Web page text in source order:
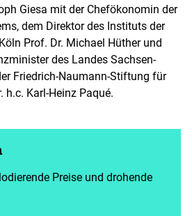
Giesa mit der Chefökonomin der
dem Direktor des Instituts der
Prof. Dr. Michael Hüther und
des Landes Sachsen-
Friedrich-Naumann-Stiftung für
h.c. Karl-Heinz Paqué.
Preise und drohende